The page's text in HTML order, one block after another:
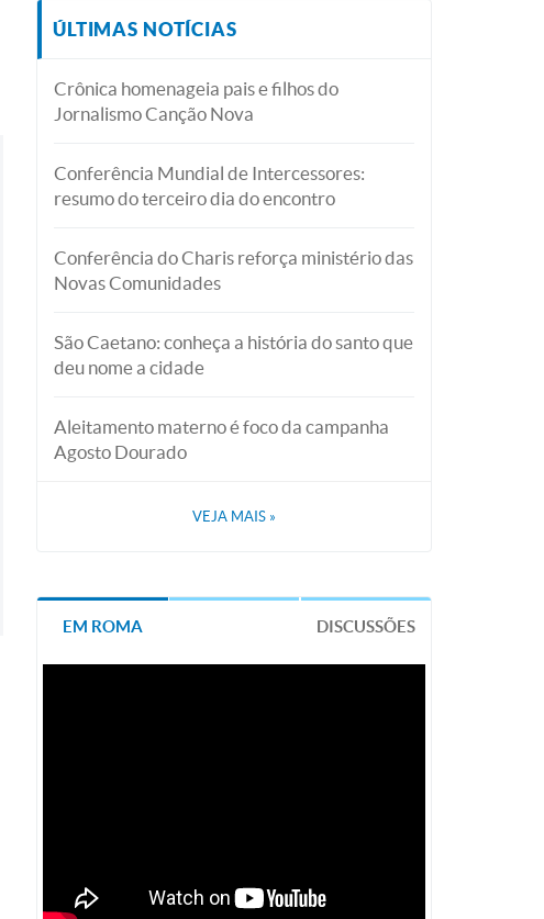
ÚLTIMAS NOTÍCIAS
Crônica homenageia pais e filhos do
Jornalismo Canção Nova
Conferência Mundial de Intercessores:
resumo do terceiro dia do encontro
Conferência do Charis reforça ministério das
Novas Comunidades
São Caetano: conheça a história do santo que
deu nome a cidade
Aleitamento materno é foco da campanha
Agosto Dourado
VEJA MAIS »
EM ROMA DISCUSSÕES